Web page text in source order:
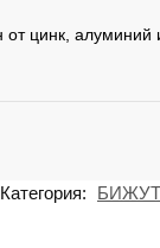
от цинк, алуминий
Категория: